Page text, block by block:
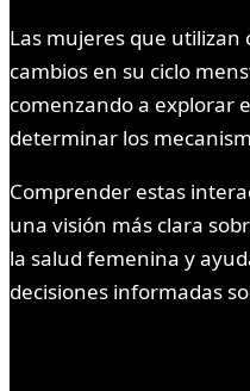
Las mujeres que
cambios en su ciclo
comenzando a explorar
determinar los
Comprender estas
una visión más clara
la salud femenina y
decisiones informadas